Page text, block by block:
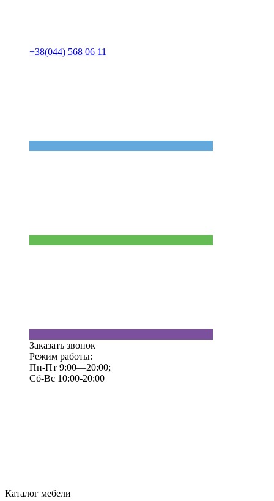
+38(044) 568 06 11
Заказать звонок
Режим работы:
Пн-Пт 9:00—20:00;
Сб-Вс 10:00-20:00
Каталог мебели